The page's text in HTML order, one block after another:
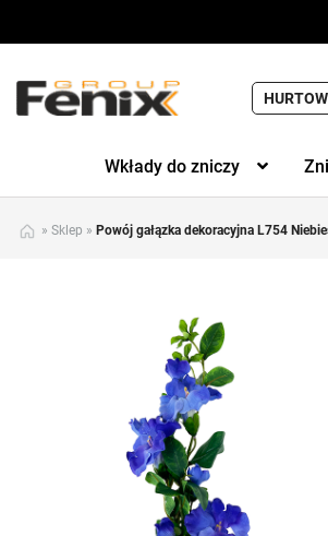
Wkłady do zniczy
» Sklep » Powój gałązka dekoracyjna L754